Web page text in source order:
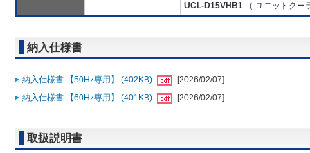
UCL-D15VHB1 （ ユニットクー
納入仕様書
納入仕様書 【50Hz専用】 (402KB)
[2026/02/07]
納入仕様書 【60Hz専用】 (401KB)
[2026/02/07]
取扱説明書